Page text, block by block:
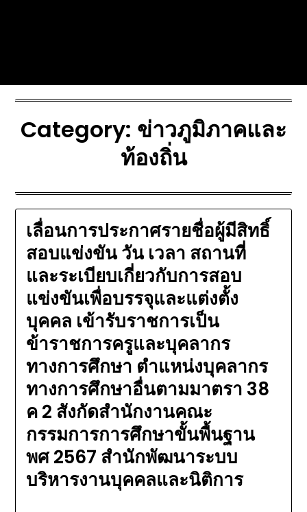
Category: ข่าวภูมิภาคและ
ท้องถิ่น
เลื่อนการประกาศรายชื่อผู้มีสิทธิ์
สอบแข่งขัน วัน เวลา สถานที่
และระเบียบเกี่ยวกับการสอบ
แข่งขันเพื่อบรรจุและแต่งตั้ง
บุคคล เข้ารับราชการเป็น
ข้าราชการครูและบุคลากร
ทางการศึกษา ตำแหน่งบุคลากร
ทางการศึกษาอื่นตามมาตรา 38
ค 2 สังกัดสำนักงานคณะ
กรรมการการศึกษาขั้นพื้นฐาน
พศ 2567 สำนักพัฒนาระบบ
บริหารงานบุคคลและนิติการ